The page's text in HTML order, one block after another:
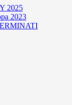
2025
2023